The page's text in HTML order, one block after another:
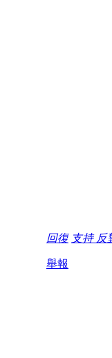
回復 支持 反
舉報